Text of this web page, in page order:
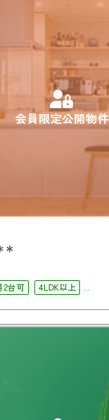
会員限定公開物件
＊
2台可
4LDK以上